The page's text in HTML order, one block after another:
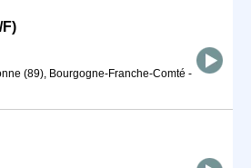
(89), Bourgogne-Franche-Comté -